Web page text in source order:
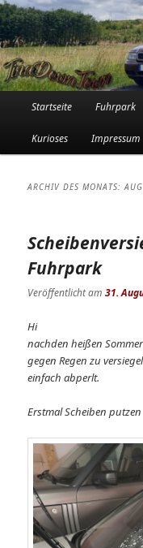
Zum
primären
Inhalt
springen
Zum
sekundären
Inhalt
springen
Die Audi-Schrauberin und
Startseite Fuhrpark
Kurioses Impressum
ARCHIV DES MONATS:
Fuhrpark
Veröffentlicht am31.
Hi
nachden heißen
gegen Regen zu
einfach abperlt.
Erstmal Scheiben putzen